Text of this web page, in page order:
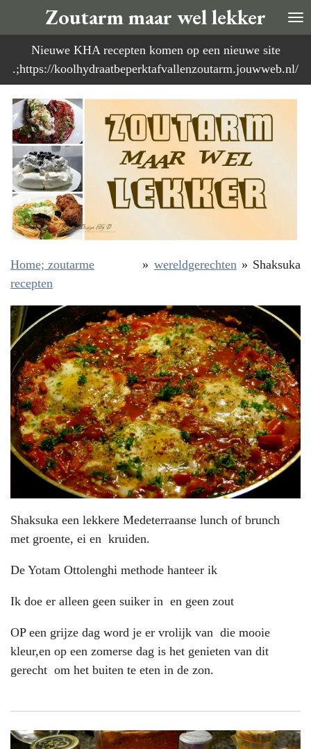
direct
naar
de
Zoutarm maar wel lekker
Nieuwe KHA recepten komen op een nieuwe site
.;https://koolhydraatbeperktafvallenzoutarm.jouwweb.nl/
Home; zoutarme
recepten
» wereldgerechten » Shaksuka
Shaksuka een lekkere Medeterraanse lunch of brunch
met groente, ei en kruiden.
De Yotam Ottolenghi methode hanteer ik
Ik doe er alleen geen suiker in en geen zout
OP een grijze dag word je er vrolijk van die mooie
kleur,en op een zomerse dag is het genieten van dit
gerecht om het buiten te eten in de zon.